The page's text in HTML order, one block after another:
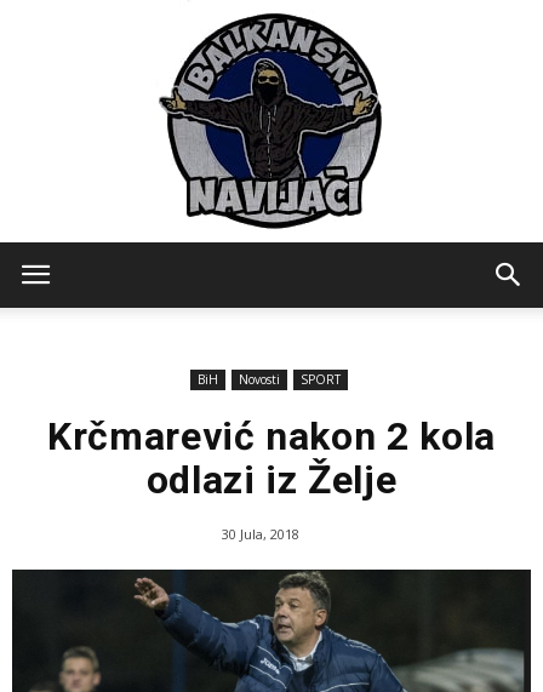
BiH Novosti SPORT
Krčmarević nakon 2 kola
odlazi iz Želje
30 Jula, 2018